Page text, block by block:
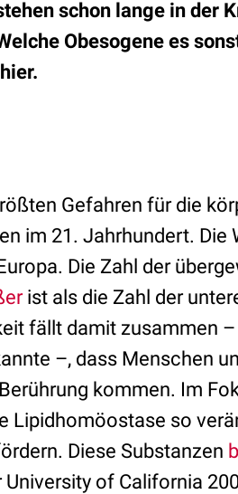
schon lange in der
Obesogene es
Gefahren für die
im 21. Jahrhundert. Die
Die Zahl der
ist als die Zahl der
fällt damit zusammen
–, dass Menschen
kommen. Im
Lipidhomöostase so
Diese Substanzen
of California